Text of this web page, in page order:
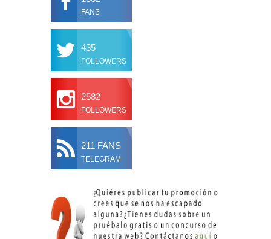
FANS
435
FOLLOWERS
2582
FOLLOWERS
211 FANS
TELEGRAM